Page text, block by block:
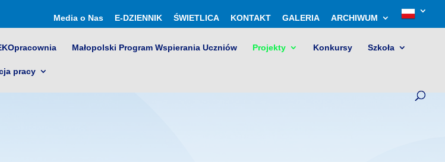
Media o Nas E-DZIENNIK ŚWIETLICA KONTAKT GALERIA ARCHIWUM
Małopolski Program Wspierania Uczniów Projekty Konkursy Szkoła
pracy